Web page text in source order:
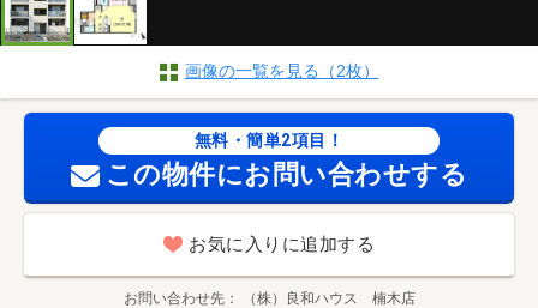
画像の一覧を見る（2枚）
無料・簡単2項目！
この物件にお問い合わせする
お気に入りに追加する
お問い合わせ先 （株）良和ハウス 楠木店